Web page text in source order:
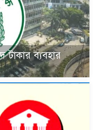
টাকার ব্যবহার